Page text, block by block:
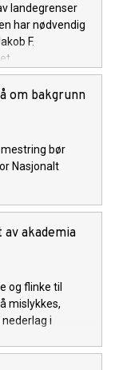
landegrenser
har nødvendig
F.
om bakgrunn
bør
Nasjonalt
akademia
og flinke til
mislykkes,
i